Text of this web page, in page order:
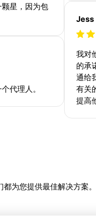
星，因为包
代理人。
Jess
我对
的承
通给
有关
提高
为您提供最佳解决方案。